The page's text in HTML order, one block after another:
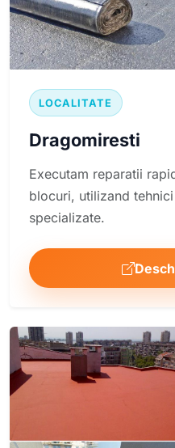
LOCALITATE
Dragomiresti
Executam reparatii
blocuri, utilizand
specializate.